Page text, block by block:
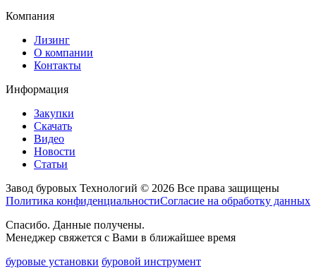
Компания
Лизинг
О компании
Контакты
Информация
Закупки
Скачать
Видео
Новости
Статьи
Завод буровых Технологий © 2026 Все права защищены
Политика конфиденциальностиСогласие на обработку данных
Спасибо. Данные получены.
Менеджер свяжется с Вами в ближайшее время
буровые установки буровой инструмент